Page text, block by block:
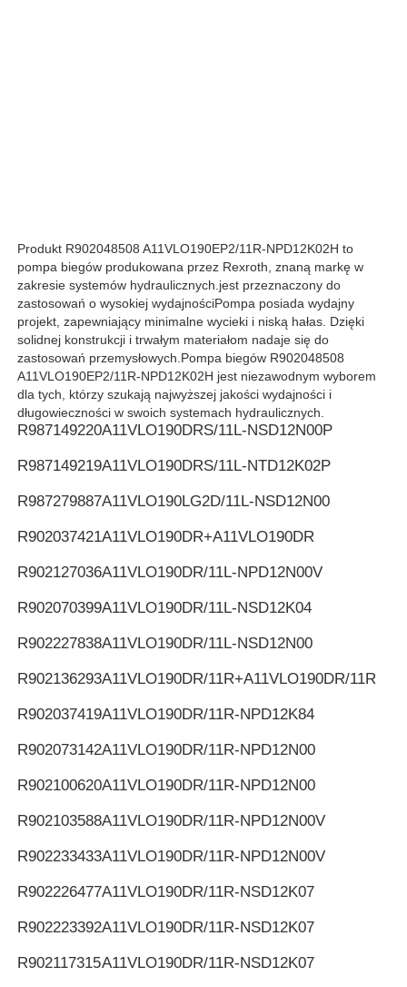
Pompa hydrauliczna Parkera
Pompa hydrauliczna Vickers
Zawór hydrauliczny Rexroth
Wyniki badań
Pompa hydrauliczna Yuken
Produkt R902048508 A11VLO190EP2/11R-NPD12K02H to
pompa biegów produkowana przez Rexroth, znaną markę w
zakresie systemów hydraulicznych.jest przeznaczony do
zastosowań o wysokiej wydajnościPompa posiada wydajny
projekt, zapewniający minimalne wycieki i niską hałas. Dzięki
solidnej konstrukcji i trwałym materiałom nadaje się do
zastosowań przemysłowych.Pompa biegów R902048508
A11VLO190EP2/11R-NPD12K02H jest niezawodnym wyborem
dla tych, którzy szukają najwyższej jakości wydajności i
długowieczności w swoich systemach hydraulicznych.
R987149220A11VLO190DRS/11L-NSD12N00P
R987149219A11VLO190DRS/11L-NTD12K02P
R987279887A11VLO190LG2D/11L-NSD12N00
R902037421A11VLO190DR+A11VLO190DR
R902127036A11VLO190DR/11L-NPD12N00V
R902070399A11VLO190DR/11L-NSD12K04
R902227838A11VLO190DR/11L-NSD12N00
R902136293A11VLO190DR/11R+A11VLO190DR/11R
R902037419A11VLO190DR/11R-NPD12K84
R902073142A11VLO190DR/11R-NPD12N00
R902100620A11VLO190DR/11R-NPD12N00
R902103588A11VLO190DR/11R-NPD12N00V
R902233433A11VLO190DR/11R-NPD12N00V
R902226477A11VLO190DR/11R-NSD12K07
R902223392A11VLO190DR/11R-NSD12K07
R902117315A11VLO190DR/11R-NSD12K07